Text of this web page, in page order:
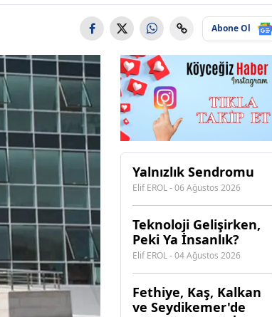
Abone Ol
Yalnızlık Sendromu
Elif EROL - 06 Ağustos 2026
Teknoloji Gelişirken,
Peki Ya İnsanlık?
Elif EROL - 04 Ağustos 2026
Fethiye, Kaş, Kalkan
ve Seydikemer'de